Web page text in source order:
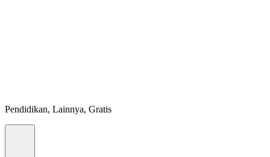
Pendidikan, Lainnya, Gratis